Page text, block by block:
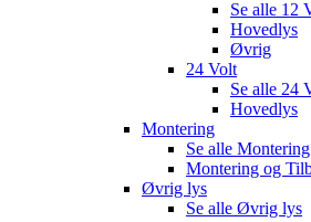
Se alle 12
Hovedlys
Øvrig
24 Volt
Se alle 24
Hovedlys
Montering
Se alle Montering
Montering og
Øvrig lys
Se alle Øvrig lys